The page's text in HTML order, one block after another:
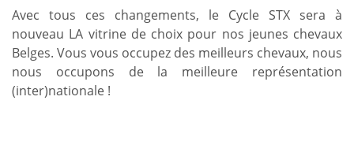
Avec tous ces changements, le Cycle STX sera à
nouveau LA vitrine de choix pour nos jeunes chevaux
Belges. Vous vous occupez des meilleurs chevaux, nous
nous occupons de la meilleure représentation
(inter)nationale !